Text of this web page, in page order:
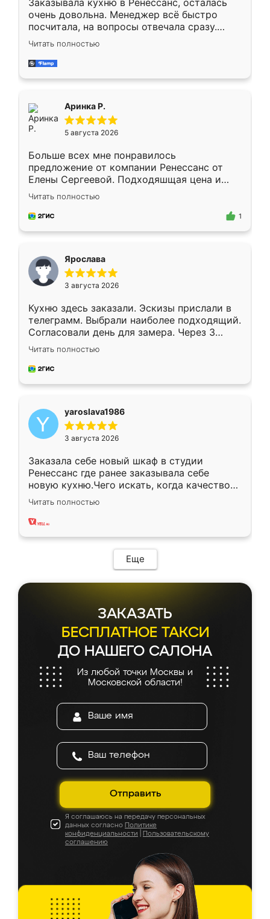
Заказывала кухню в Ренессанс, осталась
очень довольна. Менеджер всё быстро
посчитала, на вопросы отвечала сразу.
Замерщик приехал в субботу, подошёл к
делу со всей ответственностью. Собрали
за день, ребята работали аккуратно, даже
Читать полностью
Аринка Р.
5 августа 2026
Больше всех мне понравилось
предложение от компании Ренессанс от
Елены Сергеевой. Подходяшщая цена и
короткие сроки изготовления. Приехавший
для замера сотрудник Владислав
предложил по моему эскизу самый
Читать полностью
1
Ярослава
3 августа 2026
Кухню здесь заказали. Эскизы прислали в
телеграмм. Выбрали наиболее подходящий.
Согласовали день для замера. Через 3
недели кухня была уже готова. Остались
довольны работой. Спасибо Ренессанс
мебель за качественную работу!
Читать полностью
yaroslava1986
3 августа 2026
Заказала себе новый шкаф в студии
Ренессанс где ранее заказывала себе
новую кухню.Чего искать, когда качеством
вполне довольна. Служит кухня уже почти
два года, нареканий нет.
Читать полностью
Еще
ЗАКАЗАТЬ
БЕСПЛАТНОЕ ТАКСИ
ДО НАШЕГО САЛОНА
Из любой точки Москвы и
Московской области!
Отправить
Я соглашаюсь на передачу персональных
данных согласно Политике
конфиденциальности
Пользовательскому
соглашению